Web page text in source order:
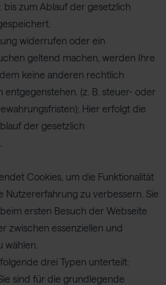
bis zum Ablauf der gesetzlich
widerrufen oder ein
geltend machen, werden Ihre
keine anderen rechtlich
entgegenstehen. (z. B. steuer- oder
Hier erfolgt die
der gesetzlich
Cookies, um die Funktionalität
Nutzererfahrung zu verbessern. Sie
ersten Besuch der Webseite
zwischen essenziellen und
wählen.
drei Typen unterteilt:
sind für die grundlegende